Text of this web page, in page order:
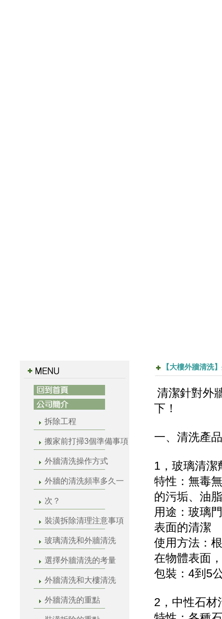
拆除工程
搬家前打掃3個準備事項
外牆清洗操作方式
外牆的清洗頻率多久一
次？
裝潢拆除清理注意事項
玻璃清洗和外牆清洗
選擇外牆清洗的考量
外牆清洗和大樓清洗
外牆清洗的重點
【大樓外牆清洗
清潔針對外
下！
一、清洗產
1，玻璃清潔
特性：無毒
的污垢、油
用途：玻璃
表面的清潔
使用方法：
在物體表面
包裝：4到5
2，中性石材